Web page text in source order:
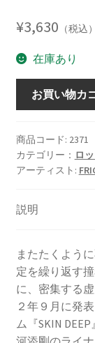
¥3,630 （税込）
在庫あり
SKIN
DEEP
ス
キ
ン・
ィ
[LP]
個
お買い物カ
商品コード: 2371
カテゴリー： ロ
アーティスト:
説明
またたくよう
定を繰り返す
に、密集する
２年９月に発
ム『SKIN